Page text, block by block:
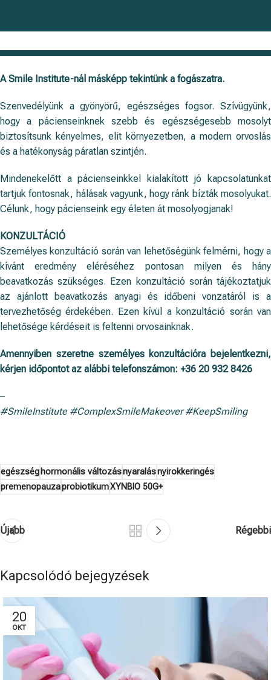
A Smile Institute-nál másképp tekintünk a fogászatra.
Szenvedélyünk a gyönyörű, egészséges fogsor. Szívügyünk,
hogy a pácienseinknek szebb és egészségesebb mosolyt
biztosítsunk kényelmes, elit környezetben, a modern orvoslás
és a hatékonyság páratlan szintjén.
Mindenekelőtt a pácienseinkkel kialakított jó kapcsolatunkat
tartjuk fontosnak, hálásak vagyunk, hogy ránk bízták mosolyukat.
Célunk, hogy pácienseink egy életen át mosolyogjanak!
KONZULTÁCIÓ
Személyes konzultáció során van lehetőségünk felmérni, hogy a
kívánt eredmény eléréséhez pontosan milyen és hány
beavatkozás szükséges. Ezen konzultáció során tájékoztatjuk
az ajánlott beavatkozás anyagi és időbeni vonzatáról is a
tervezhetőség érdekében. Ezen kívül a konzultáció során van
lehetősége kérdéseit is feltenni orvosainknak.
Amennyiben szeretne személyes konzultációra bejelentkezni,
kérjen időpontot az alábbi telefonszámon: +36 20 932 8426
–
#SmileInstitute #ComplexSmileMakeover #KeepSmiling
egészség hormonális változásnyaralásnyirokkeringés
premenopauzaprobiotikumXYNBIO 50G+
Újabb Régebbi
Kapcsolódó bejegyzések
20
OKT